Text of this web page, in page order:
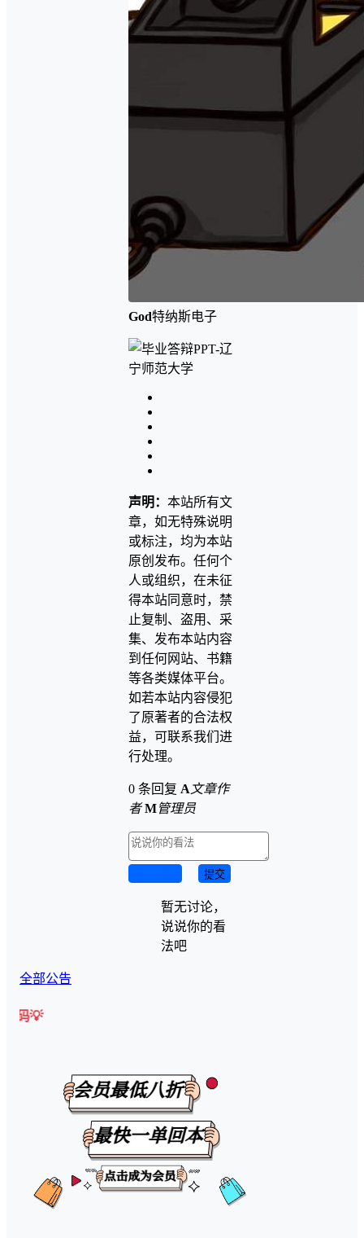
God特纳斯电子
声明： 本站所有文
章，如无特殊说明
或标注，均为本站
原创发布。任何个
人或组织，在未征
得本站同意时，禁
止复制、盗用、采
集、发布本站内容
到任何网站、书籍
等各类媒体平台。
如若本站内容侵犯
了原著者的合法权
益，可联系我们进
行处理。
0 条回复 A 文章作
者 M管理员
提交
暂无讨论，
说说你的看
法吧
全部公告